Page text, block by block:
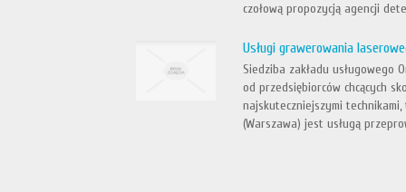
czołową propozycją agencji
Usługi grawerowania
Siedziba zakładu usługowego
od przedsiębiorców chcących
najskuteczniejszymi
(Warszawa) jest usługą